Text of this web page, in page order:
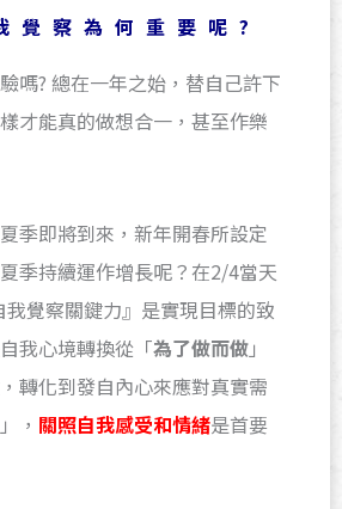
察為何重要呢?
嗎? 總在一年之始，替自己許下
才能真的做想合一，甚至作樂
季即將到來，新年開春所設定
季持續運作增長呢？在2/4當天
覺察關鍵力』是實現目標的致
我心境轉換從「為了做而做」
轉化到發自內心來應對真實需
」， 關照自我感受和情緒是首要